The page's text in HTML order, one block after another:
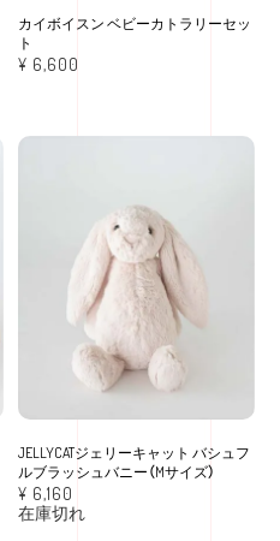
カイボイスン ベビーカトラリーセッ
ト
¥ 6,600
JELLYCATジェリーキャット バシュフ
ルブラッシュバニー（Mサイズ）
¥ 6,160
在庫切れ